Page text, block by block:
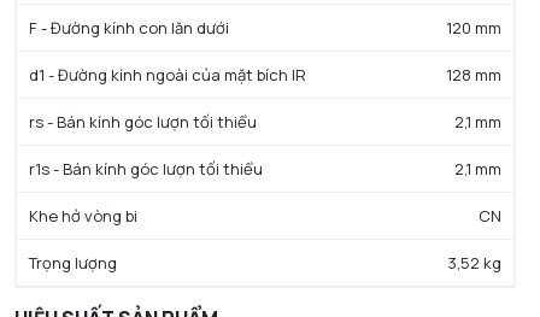
F - Đường kính con lăn dưới 120 mm
d1 - Đường kính ngoài của mặt bích IR 128 mm
rs - Bán kính góc lượn tối thiểu 2,1 mm
r1s - Bán kính góc lượn tối thiểu 2,1 mm
Khe hở vòng bi CN
Trọng lượng 3,52 kg